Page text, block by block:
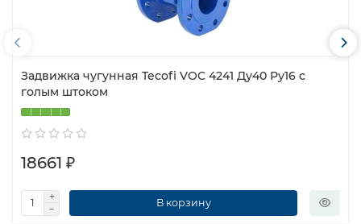
Задвижка чугунная Tecofi VOC 4241 Ду40 Ру16 с
голым штоком
18661 ₽
В корзину